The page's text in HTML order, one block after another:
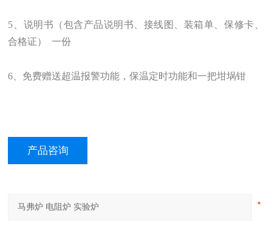
5、 说明书（包含产品说明书、接线图、装箱单、 保修卡、
合格证） 一份
6、免费赠送超温报警功能，保温定时功能和一把坩埚钳
产品咨询